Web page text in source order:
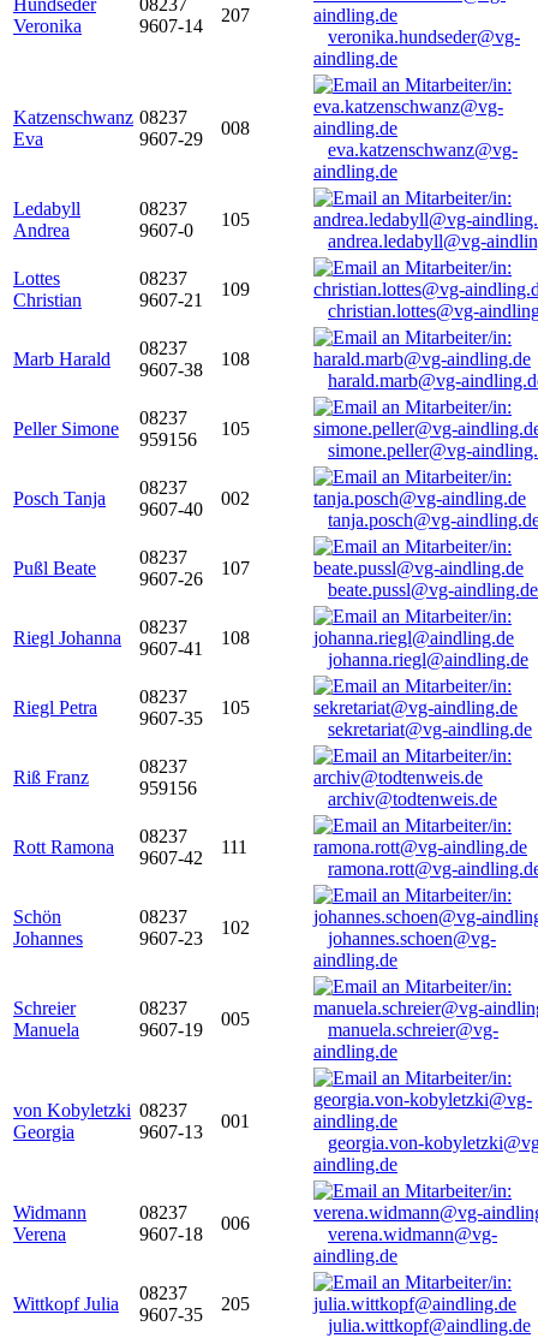
Hundseder
Veronika
08237
9607-14
207
veronika.hundseder@vg-
aindling.de
Katzenschwanz
Eva
08237
9607-29
008
eva.katzenschwanz@vg-
aindling.de
Ledabyll
Andrea
08237
9607-0
105
andrea.ledabyll@vg-
Lottes
Christian
08237
9607-21
109
christian.lottes@vg-
Marb Harald
08237
9607-38
108
harald.marb@vg-
Peller Simone
08237
959156
105
simone.peller@vg-
Posch Tanja
08237
9607-40
002
tanja.posch@vg-
Pußl Beate
08237
9607-26
107
beate.pussl@vg-aindling.de
Riegl Johanna
08237
9607-41
108
johanna.riegl@aindling.de
Riegl Petra
08237
9607-35
105
sekretariat@vg-aindling.de
Riß Franz
08237
959156
archiv@todtenweis.de
Rott Ramona
08237
9607-42
111
ramona.rott@vg-
Schön
Johannes
08237
9607-23
102
johannes.schoen@vg-
aindling.de
Schreier
Manuela
08237
9607-19
005
manuela.schreier@vg-
aindling.de
von Kobyletzki
Georgia
08237
9607-13
001
georgia.von-
aindling.de
Widmann
Verena
08237
9607-18
006
verena.widmann@vg-
aindling.de
Wittkopf Julia
08237
9607-35
205
julia.wittkopf@aindling.de